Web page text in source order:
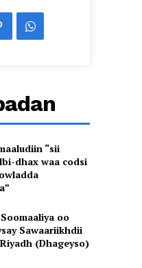
“sii
dhax waa codsi
oo
Sawaariikhdii
(Dhageyso)